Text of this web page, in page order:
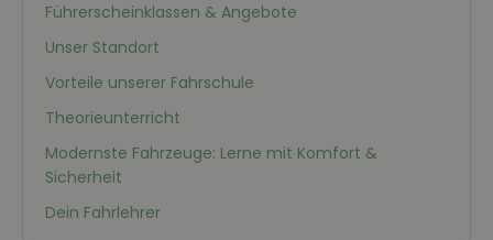
Führerscheinklassen & Angebote
Unser Standort
Vorteile unserer Fahrschule
Theorieunterricht
Modernste Fahrzeuge: Lerne mit Komfort &
Sicherheit
Dein Fahrlehrer